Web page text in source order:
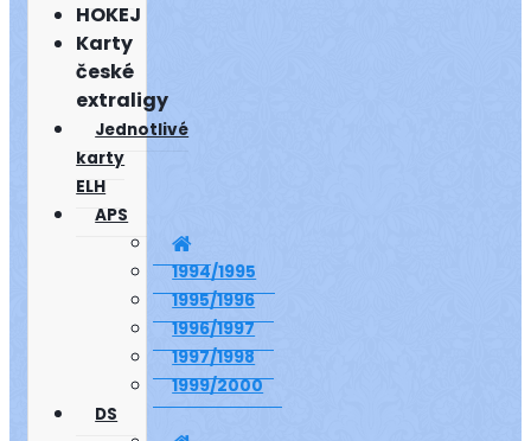
HOKEJ
Karty
české
extraligy
Jednotlivé
karty
ELH
APS
1994/1995
1995/1996
1996/1997
1997/1998
1999/2000
DS